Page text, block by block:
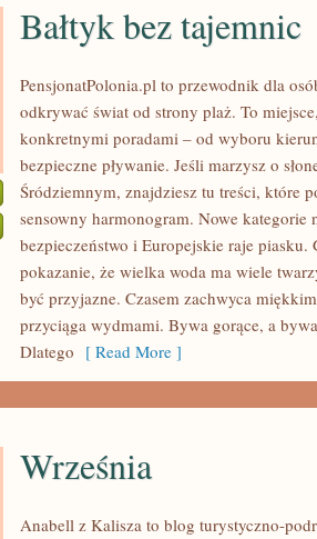
BAŁTYK
TAJEMNIC
Bałtyk bez tajemnic
PensjonatPolonia.pl to przewodnik dla
odkrywać świat od strony plaż. To
konkretnymi poradami – od wyboru
bezpieczne pływanie. Jeśli marzysz o
Śródziemnym, znajdziesz tu treści, które
sensowny harmonogram. Nowe kategorie
bezpieczeństwo i Europejskie raje piasku.
pokazanie, że wielka woda ma wiele
być przyjazne. Czasem zachwyca
przyciąga wydmami. Bywa gorące, a
Dlatego [ Read More ]
Września
Anabell z Kalisza to blog turystyczno-